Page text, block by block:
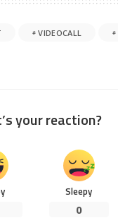
VIDEOCALL
your reaction?
Sleepy
0